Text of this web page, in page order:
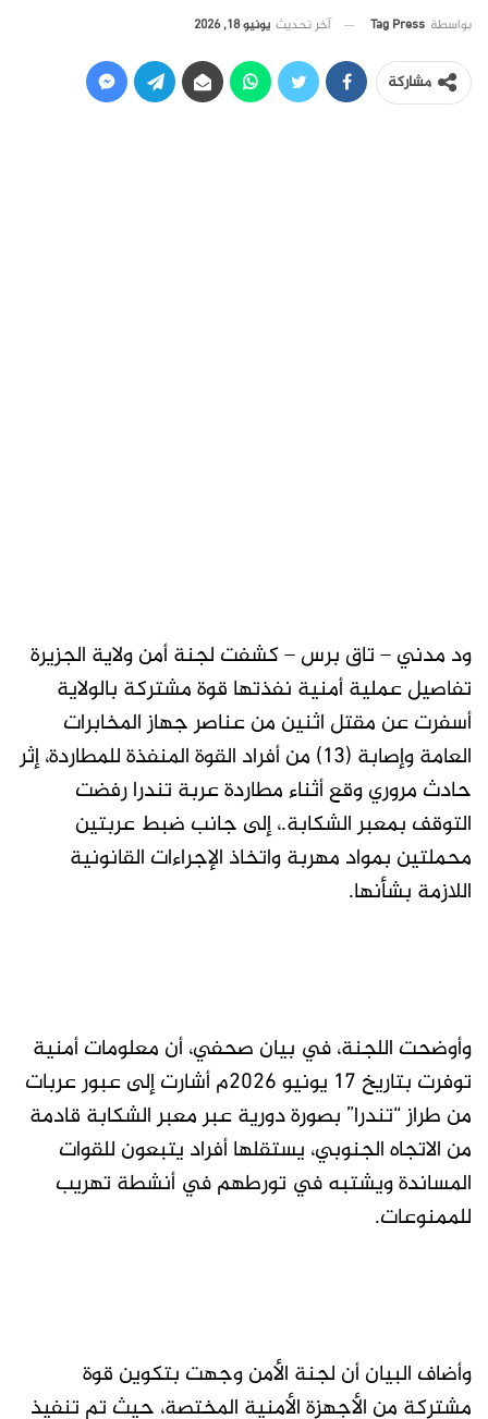
بواسطة Tag Press آخر تحديث يونيو 18, 2026
مشاركة
ود مدني – تاق برس – كشفت لجنة أمن ولاية الجزيرة
تفاصيل عملية أمنية نفذتها قوة مشتركة بالولاية
أسفرت عن مقتل اثنين من عناصر جهاز المخابرات
العامة وإصابة (13) من أفراد القوة المنفذة للمطاردة، إثر
حادث مروري وقع أثناء مطاردة عربة تندرا رفضت
التوقف بمعبر الشكابة.، إلى جانب ضبط عربتين
محملتين بمواد مهربة واتخاذ الإجراءات القانونية
اللازمة بشأنها.
وأوضحت اللجنة، في بيان صحفي، أن معلومات أمنية
توفرت بتاريخ 17 يونيو 2026م أشارت إلى عبور عربات
من طراز “تندرا” بصورة دورية عبر معبر الشكابة قادمة
من الاتجاه الجنوبي، يستقلها أفراد يتبعون للقوات
المساندة ويشتبه في تورطهم في أنشطة تهريب
للممنوعات.
وأضاف البيان أن لجنة الأمن وجهت بتكوين قوة
مشتركة من الأجهزة الأمنية المختصة، حيث تم تنفيذ